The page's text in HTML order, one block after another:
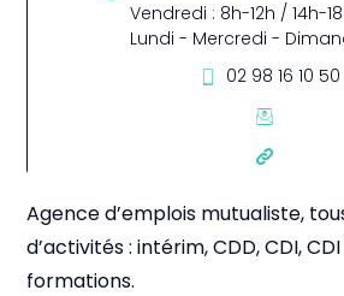
Vendredi : 8h-12h / 14h-
Lundi - Mercredi -
02 98 16 10 50
Agence d’emplois mutualiste,
d’activités : intérim, CDD, CDI,
formations.